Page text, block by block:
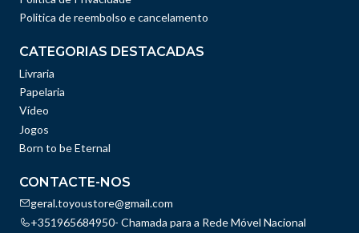
Politica de reembolso e cancelamento
CATEGORIAS DESTACADAS
Livraria
Papelaria
Vídeo
Jogos
Born to be Eternal
CONTACTE-NOS
geral.toyoustore@gmail.com
+351965684950- Chamada para a Rede Móvel Nacional